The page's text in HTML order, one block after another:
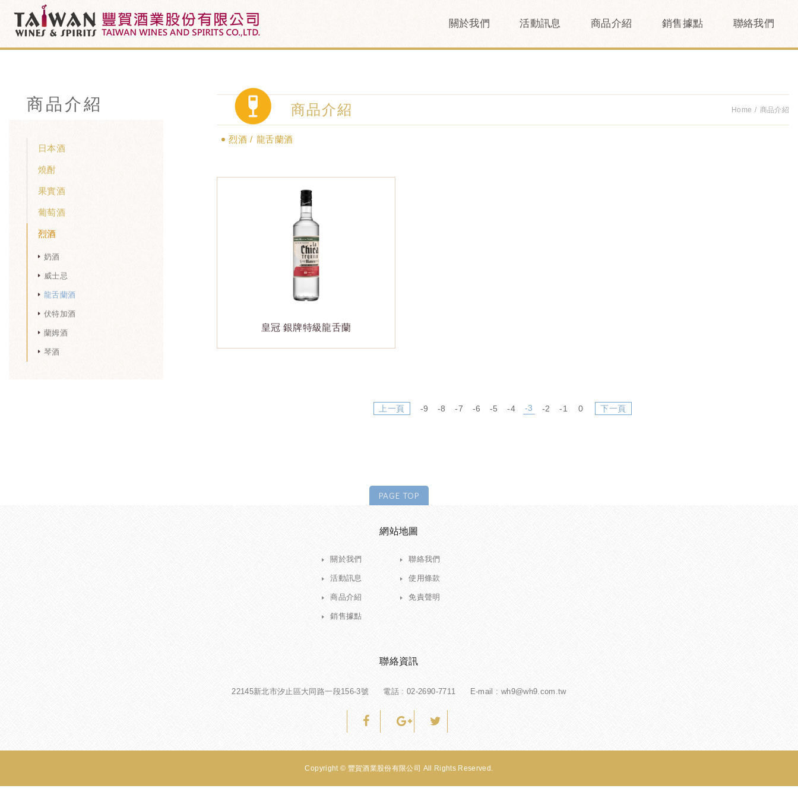
關於我們 活動訊息 商品介紹 銷售據點 聯絡我們
商品介紹
日本酒
燒酎
果實酒
葡萄酒
烈酒
奶酒
威士忌
龍舌蘭酒
伏特加酒
蘭姆酒
琴酒
商品介紹 Home 商品介紹
烈酒 龍舌蘭酒
皇冠 銀牌特級龍舌蘭
上一頁 -9 -8 -7 -6 -5 -4 -3 -2 -1 0 下一頁
PAGE TOP
網站地圖
關於我們
活動訊息
商品介紹
銷售據點
聯絡我們
使用條款
免責聲明
聯絡資訊
22145新北市汐止區大同路一段156-3號 電話 :02-2690-7711 E-mail : wh9@wh9.com.tw
Copyright © 豐賀酒業股份有限公司 All Rights Reserved.